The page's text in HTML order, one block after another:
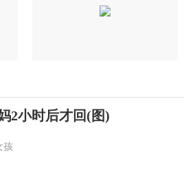
2小时后才回(图)
孩